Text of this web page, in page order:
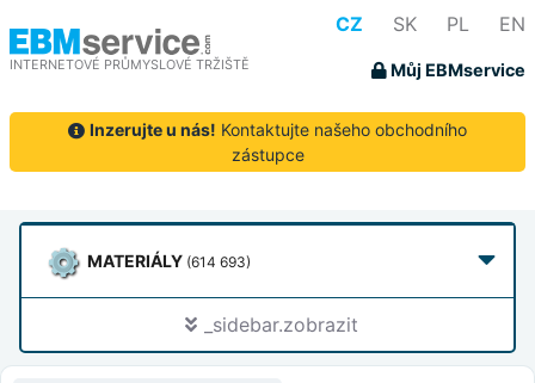
INTERNETOVÉ PRŮMYSLOVÉ TRŽIŠTĚ
CZ SK PL EN
Můj EBMservice
Inzerujte u nás! Kontaktujte našeho obchodního
zástupce
MATERIÁLY (614 693)
_sidebar.zobrazit